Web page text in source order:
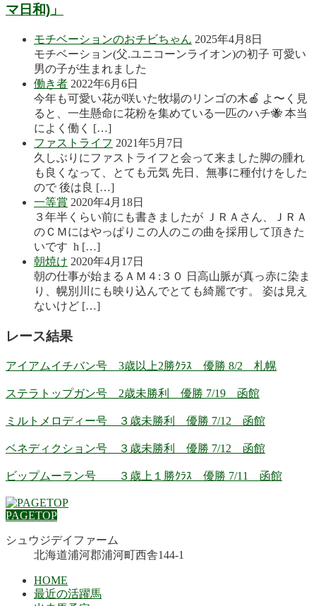
マ日和)」
モチベーションのおチビちゃん 2025年4月8日
モチベーション(父.ユニコーンライオン)の初子 可愛い
男の子が生まれました
働き者 2022年6月6日
今年も可愛い花が咲いた牧場のリンゴの木🍎 よ〜く見
ると、一生懸命に花粉を集めている一匹のハチ🐝 本当
によく働く […]
ファストライフ 2021年5月7日
久しぶりにファストライフと会って来ました脚の腫れ
も良くなって、とても元気 先日、無事に種付けをした
ので 後は良 […]
一等賞 2020年4月18日
３年半くらい前にも書きましたが ＪＲＡさん、ＪＲＡ
のＣＭにはやっぱりこの人のこの曲を採用して頂きた
いです h […]
朝焼け 2020年4月17日
朝の仕事が始まるＡＭ４:３０ 日高山脈が真っ赤に染ま
り、幌別川にも映り込んでとても綺麗です。 姿は見え
ないけど […]
レース結果
アイアムイチバン号 3歳以上2勝ｸﾗｽ 優勝 8/2 札幌
ステラトップガン号 2歳未勝利 優勝 7/19 函館
ミルトメロディー号 ３歳未勝利 優勝 7/12 函館
ベネディクション号 ３歳未勝利 優勝 7/12 函館
ビップムーラン号 ３歳上１勝ｸﾗｽ 優勝 7/11 函館
PAGETOP
シュウジデイファーム
北海道浦河郡浦河町西舎144-1
HOME
最近の活躍馬